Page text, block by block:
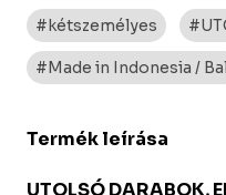
#kétszemélyes
#Made in Indonesia /
Termék leírása
UTOLSÓ DARABOK,